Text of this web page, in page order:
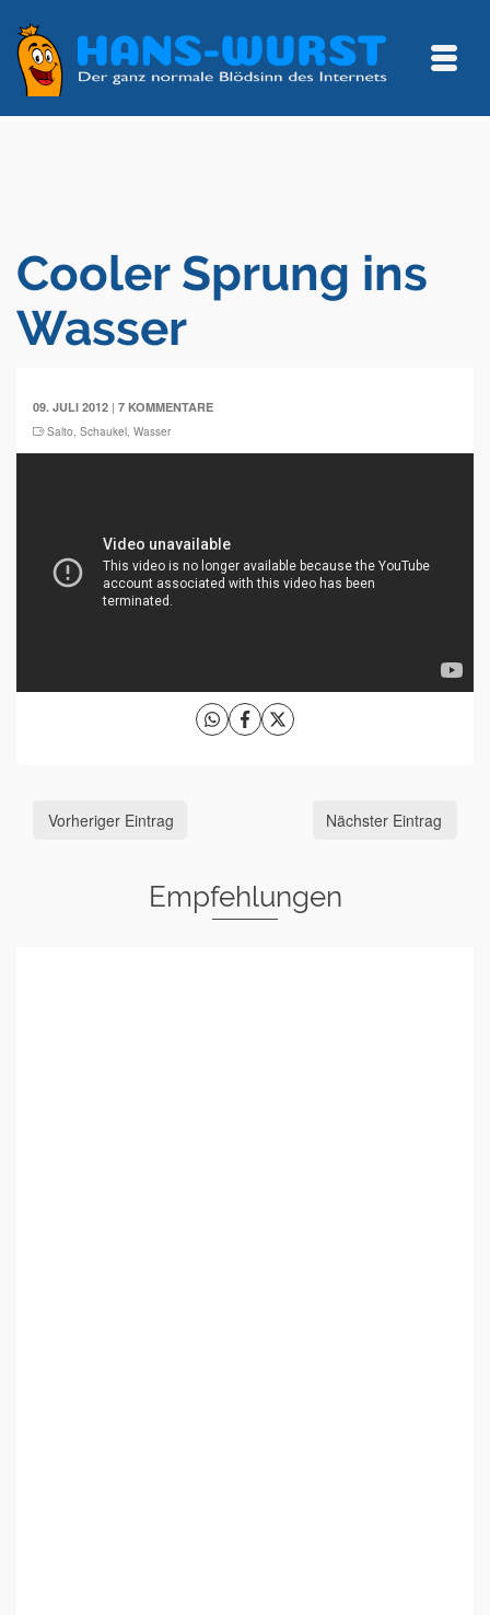
Cooler Sprung ins
Wasser
09. JULI 2012 | 7 KOMMENTARE
Salto, Schaukel, Wasser
Vorheriger Eintrag Nächster Eintrag
Empfehlungen